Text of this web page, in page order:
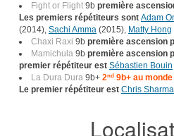
Fight or Flight 9b première
Les premiers répétiteurs sont Adam
(2014), Sachi Amma (2015), Matty Hong
Chaxi Raxi 9b première ascension
Mamichula 9b première ascension
premier répétiteur est Sébastien Bouin
La Dura Dura 9b+ 2nd 9b+ au monde
Le premier répétiteur est Chris Sharma